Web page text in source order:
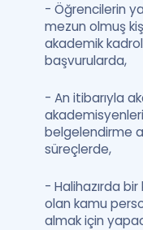
- Öğrencilerin
mezun olmuş
akademik
başvurularda,
- An itibarıyla
belgelendirme
süreçlerde,
- Halihazırda
olan kamu
almak için